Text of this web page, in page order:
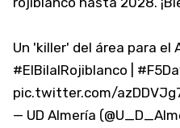
Un 'killer' del área para el
#ElBilalRojiblanco
pic.twitter.com/
— UD Almería